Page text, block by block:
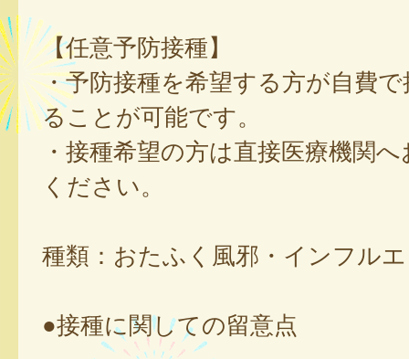
【任意予防接種】
・予防接種を希望する方が自費
ることが可能です。
・接種希望の方は直接医療機関
ください。
種類：おたふく風邪・インフル
●接種に関しての留意点